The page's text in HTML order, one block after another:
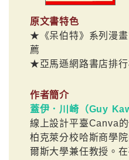
原文書特色
★《呆伯特》系列漫
薦
★亞馬遜網路書店排行
作者簡介
蓋伊．川崎（Guy
線上設計平臺Canva
柏克萊分校哈斯商學
爾斯大學兼任教授。